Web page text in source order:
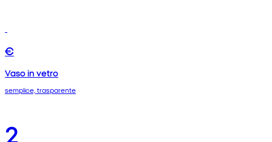
€
Vaso in vetro
semplice, trasparente
2